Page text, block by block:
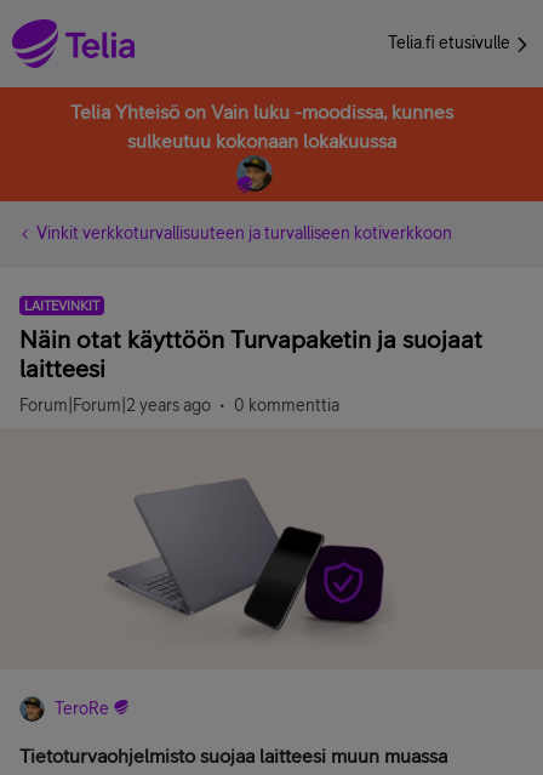
Telia.fi etusivulle
Telia Yhteisö on Vain luku -moodissa, kunnes
sulkeutuu kokonaan lokakuussa
Vinkit verkkoturvallisuuteen ja turvalliseen kotiverkkoon
LAITEVINKIT
Näin otat käyttöön Turvapaketin ja suojaat
laitteesi
Forum|Forum|2 years ago 0 kommenttia
TeroRe
Tietoturvaohjelmisto suojaa laitteesi muun muassa